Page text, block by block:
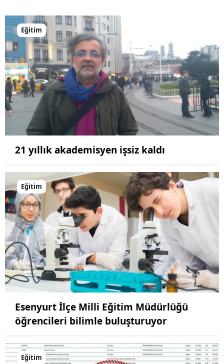
Eğitim
21 yıllık akademisyen işsiz kaldı
Eğitim
Esenyurt İlçe Milli Eğitim Müdürlüğü
öğrencileri bilimle buluşturuyor
Eğitim